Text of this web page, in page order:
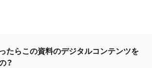
たらこの資料のデジタルコンテンツを
？